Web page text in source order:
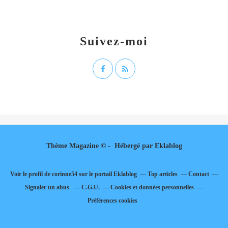
Suivez-moi
Thème Magazine © - Hébergé par Eklablog
Voir le profil de corinne54sur le portail Eklablog Top articles
Contact
Signaler un abus
C.G.U.
Cookies et données personnelles
Préférences cookies